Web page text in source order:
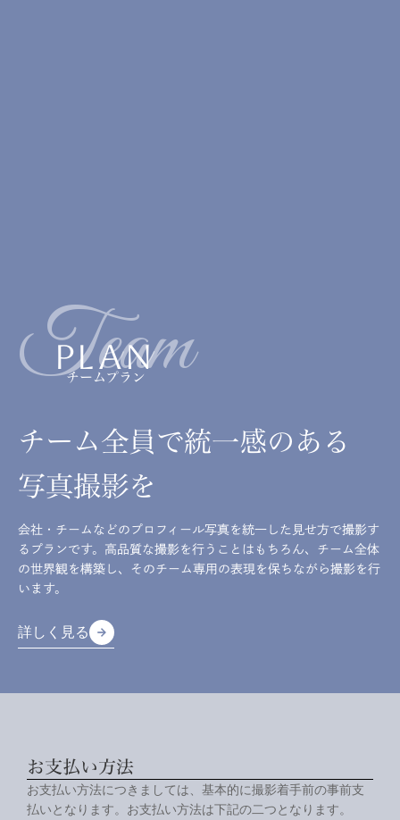
Team
PLAN
チームプラン
チーム全員で統一感のある
写真撮影を
会社・チームなどのプロフィール写真を統一した見せ方で撮影す
るプランです。高品質な撮影を行うことはもちろん、チーム全体
の世界観を構築し、そのチーム専用の表現を保ちながら撮影を行
います。
詳しく見る arrow_forward
arrow_forward
お支払い方法
お支払い方法につきましては、基本的に撮影着手前の事前支
払いとなります。お支払い方法は下記の二つとなります。